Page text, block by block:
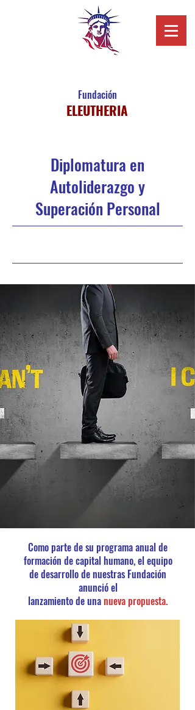
Fundación
ELEUTHERIA
Diplomatura en
Autoliderazgo y
Superación Personal
Como parte de su programa anual de
formación de capital humano, el equipo
de desarrollo de nuestras Fundación
anunció el
lanzamiento de unanueva propuesta.